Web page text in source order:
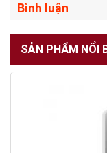
Bình luận
SẢN PHẨM NỔI